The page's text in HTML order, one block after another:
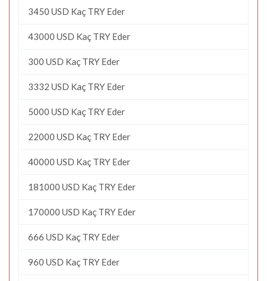
3450 USD Kaç TRY Eder
43000 USD Kaç TRY Eder
300 USD Kaç TRY Eder
3332 USD Kaç TRY Eder
5000 USD Kaç TRY Eder
22000 USD Kaç TRY Eder
40000 USD Kaç TRY Eder
181000 USD Kaç TRY Eder
170000 USD Kaç TRY Eder
666 USD Kaç TRY Eder
960 USD Kaç TRY Eder